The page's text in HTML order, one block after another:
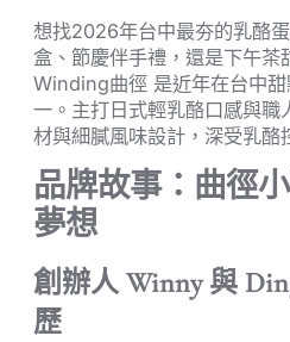
想找2026年台中最夯的乳酪
盒、節慶伴手禮，還是下午茶
Winding曲徑 是近年在台中
一。主打日式輕乳酪口感與職
材與細膩風味設計，深受乳酪
品牌故事：曲徑
夢想
創辦人 Winny 與
歷